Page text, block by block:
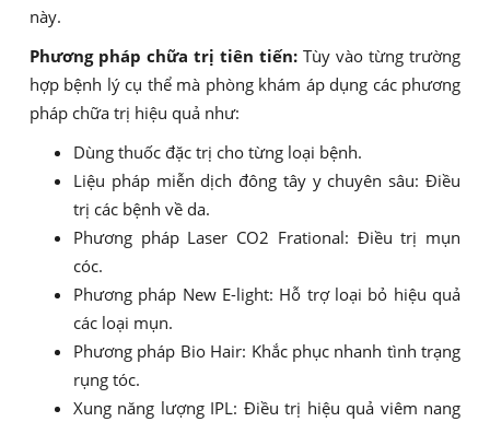
này.
Phương pháp chữa trị tiên tiến: Tùy vào từng trường
hợp bệnh lý cụ thể mà phòng khám áp dụng các phương
pháp chữa trị hiệu quả như:
Dùng thuốc đặc trị cho từng loại bệnh.
Liệu pháp miễn dịch đông tây y chuyên sâu: Điều
trị các bệnh về da.
Phương pháp Laser CO2 Frational: Điều trị mụn
cóc.
Phương pháp New E-light: Hỗ trợ loại bỏ hiệu quả
các loại mụn.
Phương pháp Bio Hair: Khắc phục nhanh tình trạng
rụng tóc.
Xung năng lượng IPL: Điều trị hiệu quả viêm nang